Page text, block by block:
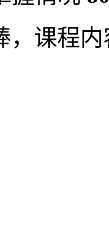
，课程